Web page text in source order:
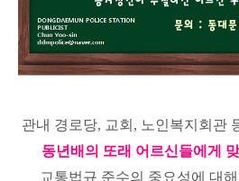
관내 경로당, 교회, 노인복지회관
동년배의 또래 어르신들에게
교통법규 준수의 중요성에 대